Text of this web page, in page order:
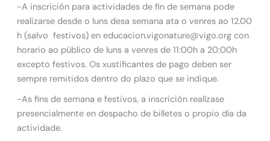
-A inscrición para actividades de fin de semana pode
realizarse desde o luns desa semana ata o venres ao 12.00
h (salvo festivos) en educacion.vigonature@vigo.org con
horario ao público de luns a venres de 11:00h a 20:00h
excepto festivos. Os xustificantes de pago deben ser
sempre remitidos dentro do plazo que se indique.
-As fins de semana e festivos, a inscrición realízase
presencialmente en despacho de billetes o propio día da
actividade.